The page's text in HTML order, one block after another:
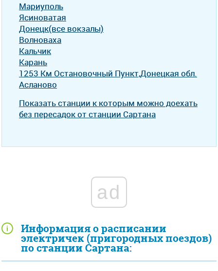
Информация о расписании
электричек (пригородных поездов)
по станции Сартана:
Мариуполь
Ясиноватая
Донецк(все вокзалы)
Волноваха
Кальчик
Карань
1253 Км Остановочный Пункт,Донецкая обл.
Асланово
Показать станции к которым можно доехать
без пересадок от станции Сартана
ad